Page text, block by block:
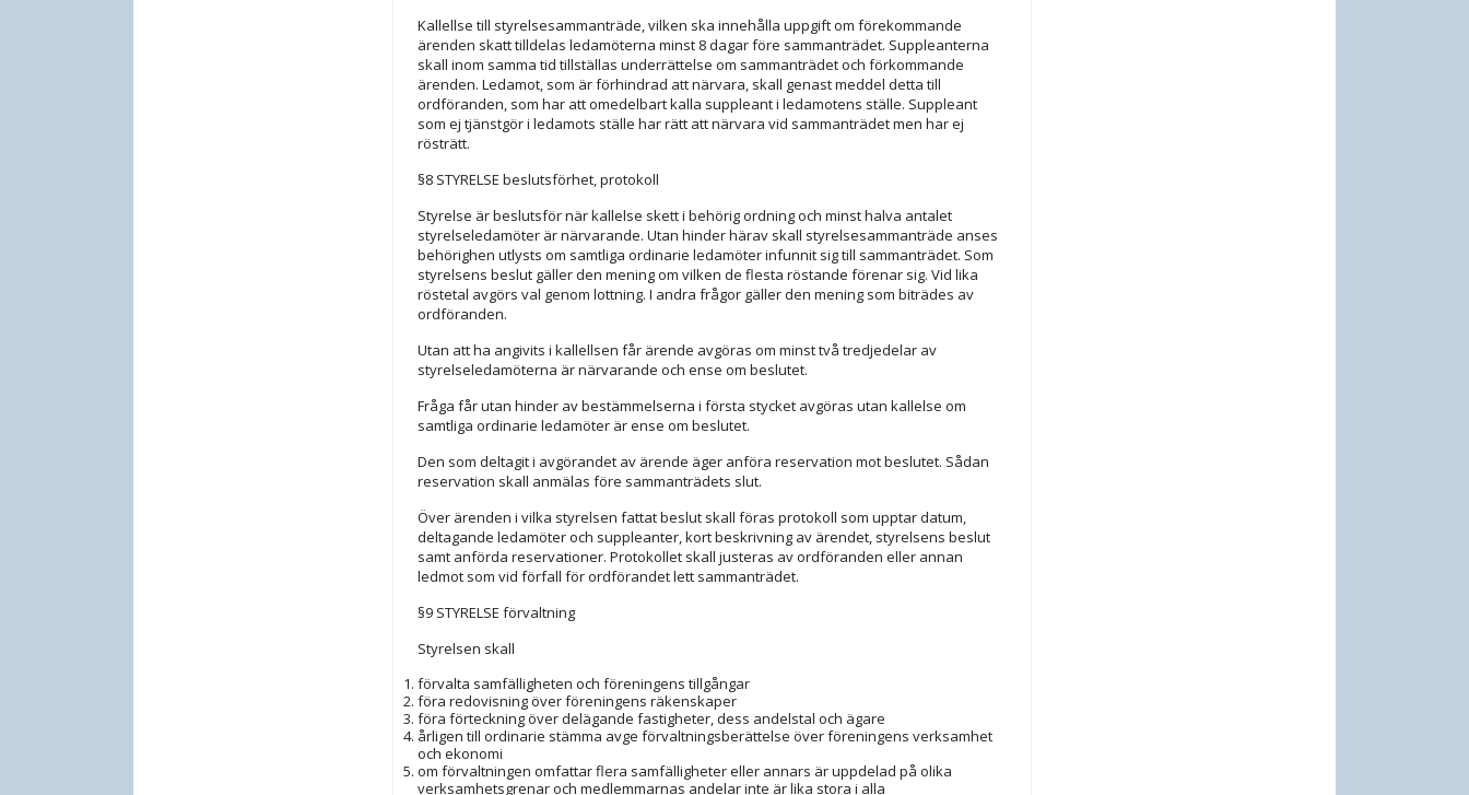
Kallellse till styrelsesammanträde, vilken ska innehålla uppgift om förekommande
ärenden skatt tilldelas ledamöterna minst 8 dagar före sammanträdet. Suppleanterna
skall inom samma tid tillställas underrättelse om sammanträdet och förkommande
ärenden. Ledamot, som är förhindrad att närvara, skall genast meddel detta till
ordföranden, som har att omedelbart kalla suppleant i ledamotens ställe. Suppleant
som ej tjänstgör i ledamots ställe har rätt att närvara vid sammanträdet men har ej
rösträtt.
§8 STYRELSE beslutsförhet, protokoll
Styrelse är beslutsför när kallelse skett i behörig ordning och minst halva antalet
styrelseledamöter är närvarande. Utan hinder härav skall styrelsesammanträde anses
behörighen utlysts om samtliga ordinarie ledamöter infunnit sig till sammanträdet. Som
styrelsens beslut gäller den mening om vilken de flesta röstande förenar sig. Vid lika
röstetal avgörs val genom lottning. I andra frågor gäller den mening som biträdes av
ordföranden.
Utan att ha angivits i kallellsen får ärende avgöras om minst två tredjedelar av
styrelseledamöterna är närvarande och ense om beslutet.
Fråga får utan hinder av bestämmelserna i första stycket avgöras utan kallelse om
samtliga ordinarie ledamöter är ense om beslutet.
Den som deltagit i avgörandet av ärende äger anföra reservation mot beslutet. Sådan
reservation skall anmälas före sammanträdets slut.
Över ärenden i vilka styrelsen fattat beslut skall föras protokoll som upptar datum,
deltagande ledamöter och suppleanter, kort beskrivning av ärendet, styrelsens beslut
samt anförda reservationer. Protokollet skall justeras av ordföranden eller annan
ledmot som vid förfall för ordförandet lett sammanträdet.
§9 STYRELSE förvaltning
Styrelsen skall
förvalta samfälligheten och föreningens tillgångar
föra redovisning över föreningens räkenskaper
föra förteckning över delägande fastigheter, dess andelstal och ägare
årligen till ordinarie stämma avge förvaltningsberättelse över föreningens verksamhet
och ekonomi
om förvaltningen omfattar flera samfälligheter eller annars är uppdelad på olika
verksamhetsgrenar och medlemmarnas andelar inte är lika stora i alla